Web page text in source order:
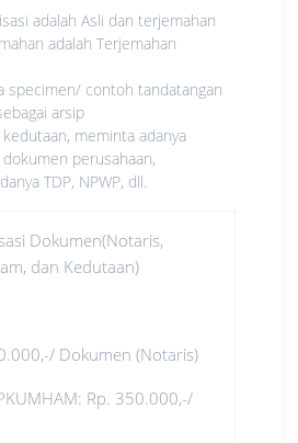
adalah Asli dan terjemahan
adalah Terjemahan
specimen/ contoh tandatangan
arsip
meminta adanya
perusahaan,
TDP, NPWP, dll.
Dokumen(Notaris,
dan Kedutaan)
Dokumen (Notaris)
Rp. 350.000,-/